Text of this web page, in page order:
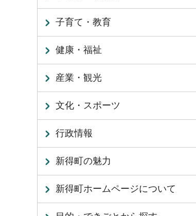
子育て・教育
健康・福祉
産業・観光
文化・スポーツ
行政情報
新得町の魅力
新得町ホームページについて